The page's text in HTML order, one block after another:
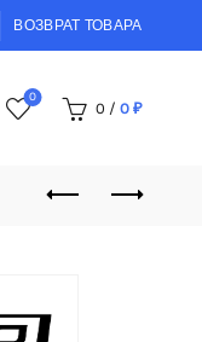
ВОЗВРАТ ТОВАРА
0
0 / 0 ₽